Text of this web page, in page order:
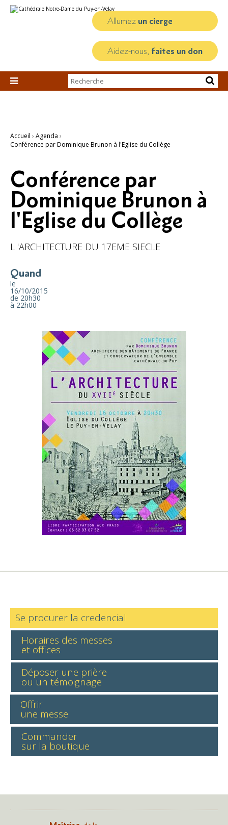
au
personnels
Allumez un cierge
Aidez-nous, faites un don

Chercher par
Recherche
Accueil › Agenda ›
Conférence par Dominique Brunon à l'Eglise du Collège
Conférence par
Dominique Brunon à
l'Eglise du Collège
L 'ARCHITECTURE DU 17EME SIECLE
Quand
le
16/10/2015
de 20h30
à 22h00
Se procurer la credencial
Horaires des messes
et offices
Déposer une prière
ou un témoignage
Offrir
une messe
Commander
sur la boutique